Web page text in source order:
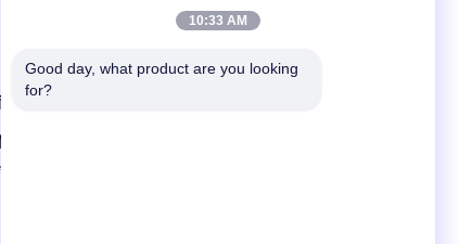
के साथ सहयोग करना,
और उत्पादन।
10:33 AM
Good day, what product are you looking
for?